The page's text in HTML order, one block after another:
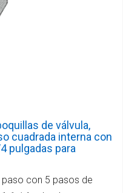
de válvula,
cuadrada interna con
pulgadas para
paso con 5 pasos de